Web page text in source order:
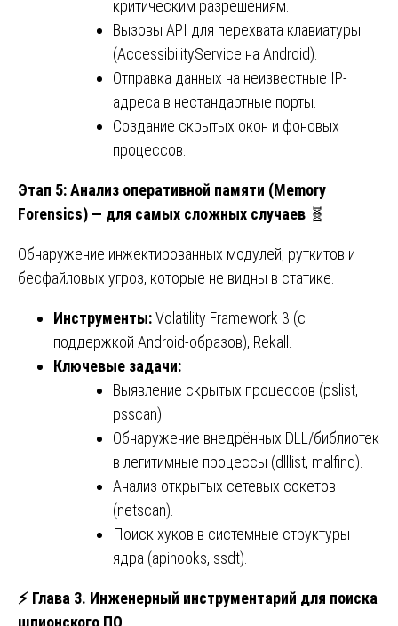
критическим разрешениям.
Вызовы API для перехвата клавиатуры
(AccessibilityService на Android).
Отправка данных на неизвестные IP-
адреса в нестандартные порты.
Создание скрытых окон и фоновых
процессов.
Этап 5: Анализ оперативной памяти (Memory
Forensics) — для самых сложных случаев 🧬
Обнаружение инжектированных модулей, руткитов и
бесфайловых угроз, которые не видны в статике.
Инструменты:Volatility Framework 3 (с
поддержкой Android-образов), Rekall.
Ключевые задачи:
Выявление скрытых процессов (pslist,
psscan).
Обнаружение внедрённых DLL/библиотек
в легитимные процессы (dlllist, malfind).
Анализ открытых сетевых сокетов
(netscan).
Поиск хуков в системные структуры
ядра (apihooks, ssdt).
⚡ Глава 3. Инженерный инструментарий для поиска
шпионского ПО